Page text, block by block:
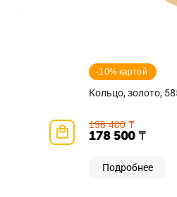
-10% картой
Кольцо, золото,
196 400 ₸
178 500₸
Подробнее